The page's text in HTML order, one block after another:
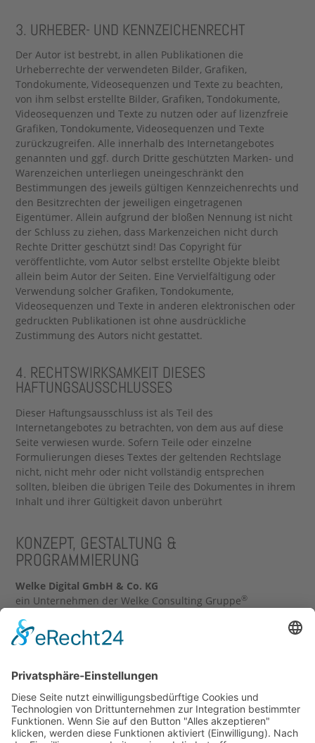
3. URHEBER- UND KENNZEICHENRECHT
Der Autor ist bestrebt, in allen Publikationen die
Urheberrechte der verwendeten Bilder, Grafiken,
Tondokumente, Videosequenzen und Texte zu beachten,
von ihm selbst erstellte Bilder, Grafiken, Tondokumente,
Videosequenzen und Texte zu nutzen oder auf lizenzfreie
Grafiken, Tondokumente, Videosequenzen und Texte
zurückzugreifen. Alle innerhalb des Internetangebotes
genannten und ggf. durch Dritte geschützten Marken- und
Warenzeichen unterliegen uneingeschränkt den
Bestimmungen des jeweils gültigen Kennzeichenrechts und
den Besitzrechten der jeweiligen eingetragenen
Eigentümer. Allein aufgrund der bloßen Nennung ist nicht
der Schluss zu ziehen, dass Markenzeichen nicht durch
Rechte Dritter geschützt sind! Das Copyright für
veröffentlichte, vom Autor selbst erstellte Objekte bleibt
allein beim Autor der Seiten. Eine Vervielfältigung oder
Verwendung solcher Grafiken, Tondokumente,
Videosequenzen und Texte in anderen elektronischen oder
gedruckten Publikationen ist ohne ausdrückliche
Zustimmung des Autors nicht gestattet.
4. RECHTSWIRKSAMKEIT DIESES
HAFTUNGSAUSSCHLUSSES
Dieser Haftungsausschluss ist als Teil des
Internetangebotes zu betrachten, von dem aus auf diese
Seite verwiesen wurde. Sofern Teile oder einzelne
Formulierungen dieses Textes der geltenden Rechtslage
nicht, nicht mehr oder nicht vollständig entsprechen
sollten, bleiben die übrigen Teile des Dokumentes in ihrem
Inhalt und ihrer Gültigkeit davon unberührt
KONZEPT, GESTALTUNG &
PROGRAMMIERUNG
Welke Digital GmbH & Co. KG
ein Unternehmen der Welke Consulting Gruppe®
Garnisonsring 33
57072 Siegen, Germany
Tel.: + 49 271 31 35 - 0
Fax: + 49 271 31 35 - 199
info(at)wcg.de| www.wcg.de